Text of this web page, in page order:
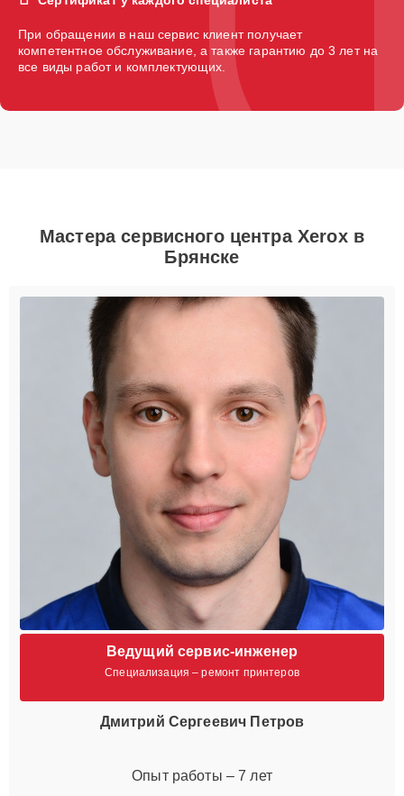
При обращении в наш сервис клиент получает
компетентное обслуживание, а также гарантию до 3 лет на
все виды работ и комплектующих.
Мастера сервисного центра Xerox в
Брянске
Ведущий сервис-инженер
Специализация – ремонт принтеров
Дмитрий Сергеевич Петров
Опыт работы – 7 лет